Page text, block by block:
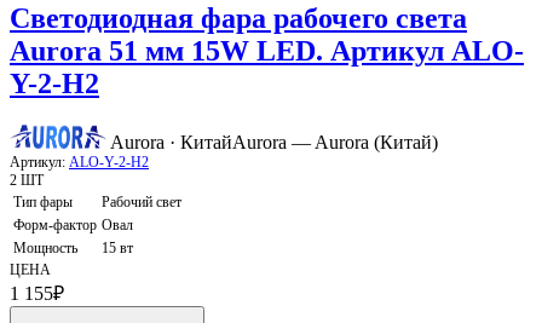
Светодиодная фара рабочего света
Aurora 51 мм 15W LED. Артикул ALO-
Y-2-H2
Aurora · КитайAurora — Aurora (Китай)
Артикул: ALO-Y-2-H2
2 ШТ
Тип фары
Рабочий свет
Форм-фактор Овал
Мощность
15 вт
ЦЕНА
1 155₽